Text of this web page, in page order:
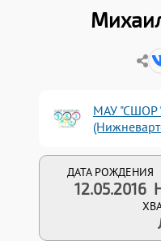
МАУ "СШОР
ДАТА РОЖДЕНИЯ
12.05.2016